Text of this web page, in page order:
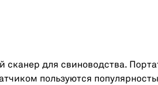
сканер для свиноводства.
пользуются